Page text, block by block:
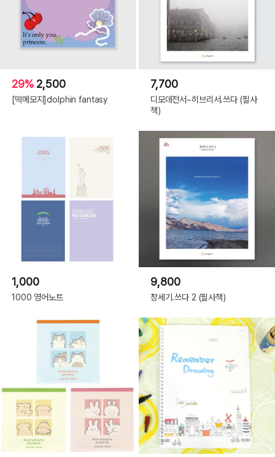
29% 2,500
[떡메모지]dolphin fantasy
7,700
디모데전서~히브리서.쓰다 (필사
책)
1,000
1000 영어노트
9,800
창세기.쓰다 2 (필사책)